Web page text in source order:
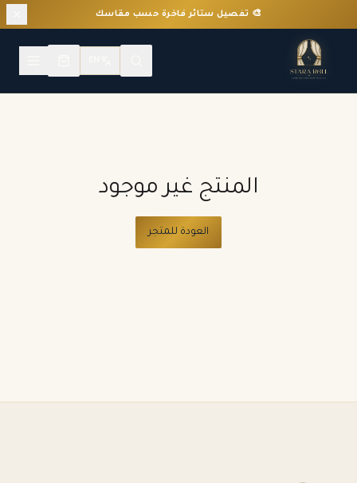
🎨 تفصيل ستائر فاخرة حسب مقاسك
المنتج غير موجود
العودة للمتجر